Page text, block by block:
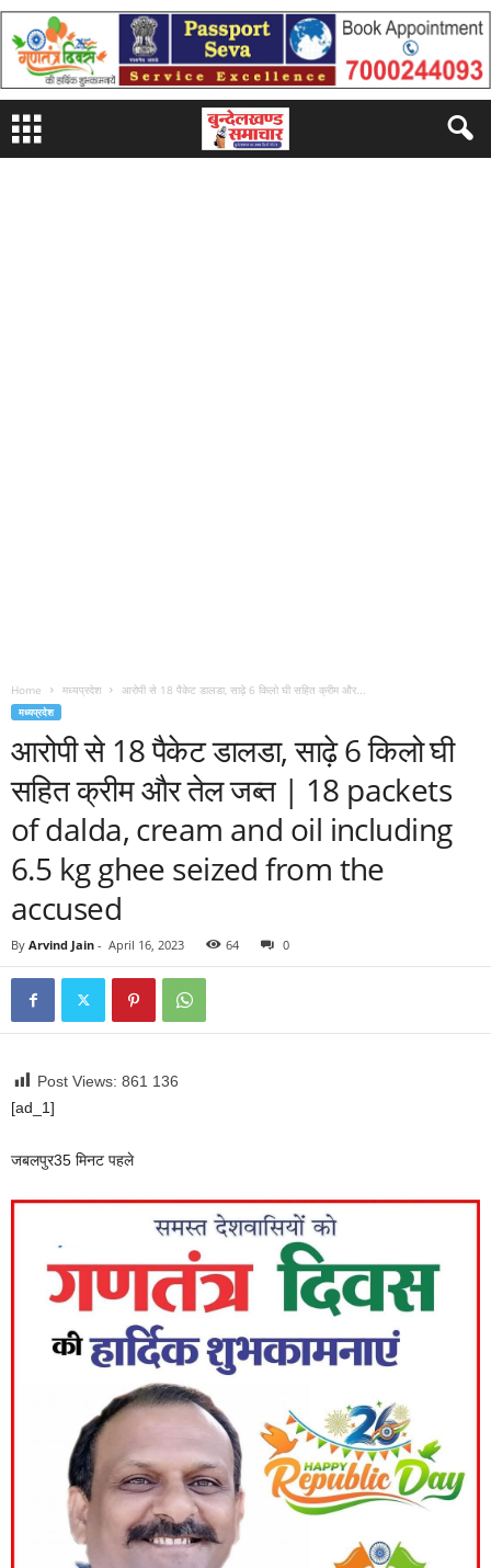
Home मध्यप्रदेश आरोपी से 18 पैकेट डालडा, साढ़े 6 किलो घी सहित क्रीम और...
मध्यप्रदेश
आरोपी से 18 पैकेट डालडा, साढ़े 6 किलो घी
सहित क्रीम और तेल जब्त | 18 packets
of dalda, cream and oil including
6.5 kg ghee seized from the
accused
By Arvind Jain - April 16, 2023 64 0
Post Views: 861 136
[ad_1]
जबलपुर35 मिनट पहले